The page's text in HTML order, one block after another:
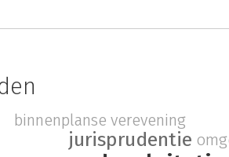
jurisprudentie
binnenplanse verevening